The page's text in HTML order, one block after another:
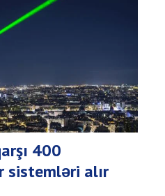
400
sistemləri alır